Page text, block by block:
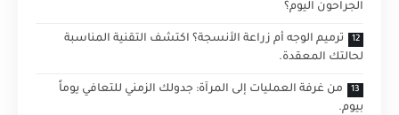
الجراحون اليوم؟
ترميم الوجه أم زراعة الأنسجة؟ اكتشف التقنية المناسبة
لحالتك المعقدة.
من غرفة العمليات إلى المرآة: جدولك الزمني للتعافي يوماً
بيوم.